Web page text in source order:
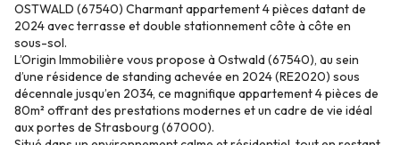
OSTWALD (67540) Charmant appartement 4 pièces datant de
2024 avec terrasse et double stationnement côte à côte en
sous-sol.
L’Origin Immobilière vous propose à Ostwald (67540), au sein
d’une résidence de standing achevée en 2024 (RE2020) sous
décennale jusqu’en 2034, ce magnifique appartement 4 pièces de
80m² offrant des prestations modernes et un cadre de vie idéal
aux portes de Strasbourg (67000).